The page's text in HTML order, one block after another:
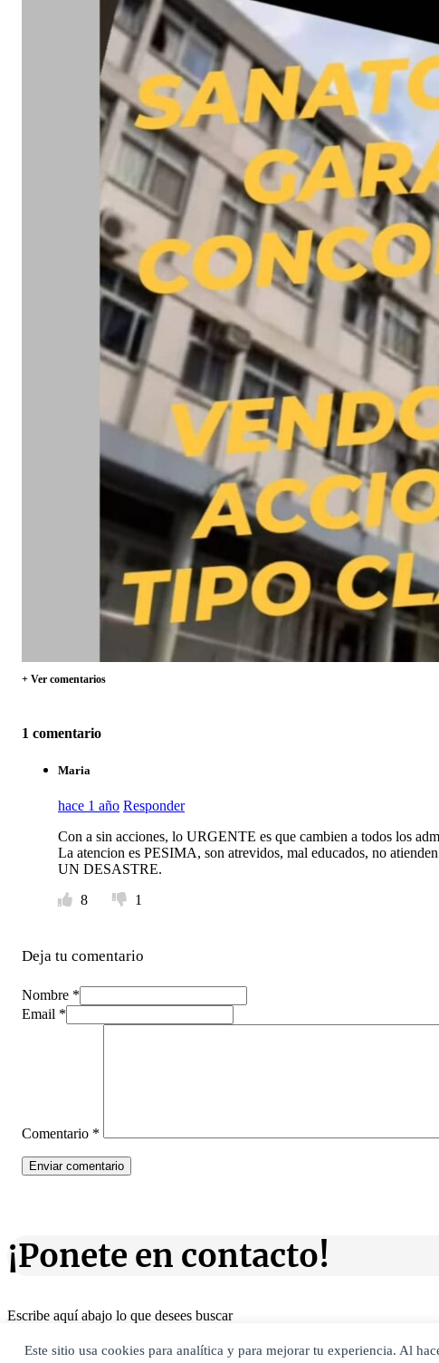
Este sitio usa cookies para analítica y para mejorar tu experiencia. Al
+ Ver comentarios
1 comentario
Maria
hace 1 año Responder
Con a sin acciones, lo URGENTE es que cambien a todos los
La atencion es PESIMA, son atrevidos, mal educados, no
UN DESASTRE.
8
1
Deja tu comentario
Nombre *
Email *
Comentario *
¡Ponete en contacto!
Escribe aquí abajo lo que desees buscar
Buscar
Buscar